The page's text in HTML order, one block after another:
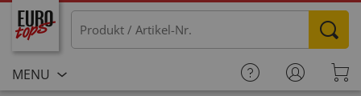
MENU